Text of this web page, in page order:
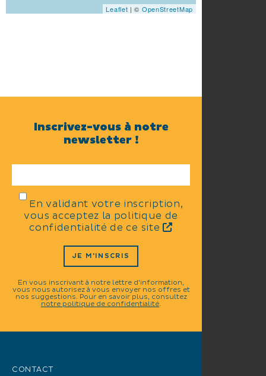
Leaflet | © OpenStreetMap
Inscrivez-vous à notre
newsletter !
En validant votre inscription,
vous acceptez la politique de
confidentialité de ce site
JE M'INSCRIS
En vous inscrivant à notre lettre d'information,
vous nous autorisez à vous envoyer nos offres et
nos suggestions. Pour en savoir plus, consultez
notre politique de confidentialité.
CONTACT